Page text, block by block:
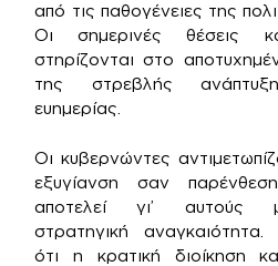
από τις παθογένειες της
Οι σημερινές θέσεις
στηρίζονται στο
της στρεβλής
ευημερίας.
Οι κυβερνώντες
εξυγίανση σαν
αποτελεί γι’ αυτούς
στρατηγική
ότι η κρατική διοίκηση